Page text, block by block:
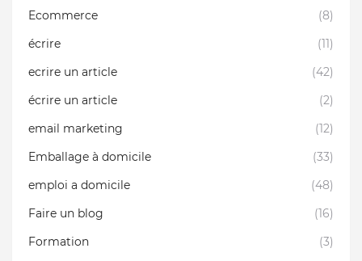
Ecommerce
(8)
écrire
(11)
ecrire un article
(42)
écrire un article
(2)
email marketing
(12)
Emballage à domicile
(33)
emploi a domicile
(48)
Faire un blog
(16)
Formation
(3)